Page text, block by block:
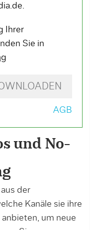
Ihrer
Sie in
AGB
und No-
der
Kanäle sie ihre
um neue